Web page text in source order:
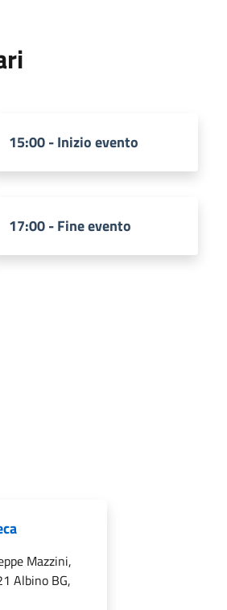
15:00 - Inizio evento
17:00 - Fine evento
Mazzini,
Albino BG,